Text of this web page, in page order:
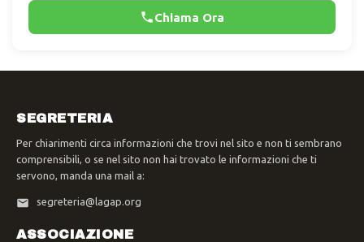
Chiama Ora
SEGRETERIA
Per chiarimenti circa informazioni che trovi nel sito e non ti sembrano
comprensibili, o se nel sito non hai trovato le informazioni che ti
servono, manda una mail a:
segreteria@lagap.org
ASSOCIAZIONE